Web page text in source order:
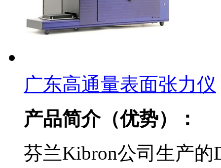
广东高通量表面张力仪
产品简介（优势）：
芬兰Kibron公司生产的